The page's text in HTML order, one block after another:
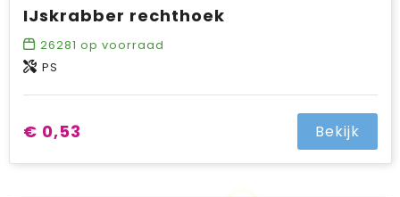
IJskrabber rechthoek
26281 op voorraad
PS
€ 0,53 Bekijk